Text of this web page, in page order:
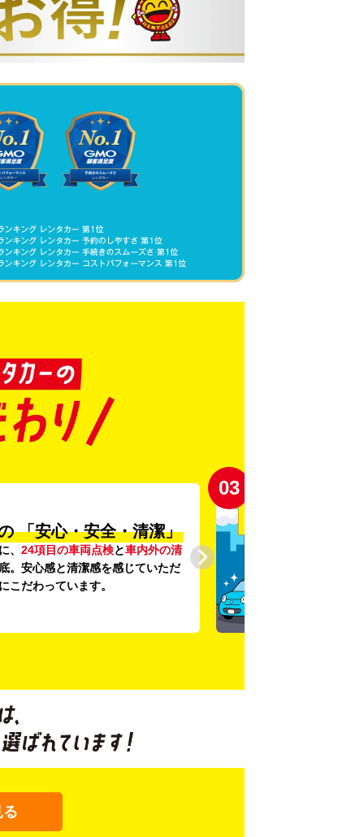
「安心・安全・清潔」
、 24項目の車両点検と車内外の清
。安心感と清潔感を感じていただ
こだわっています。
03